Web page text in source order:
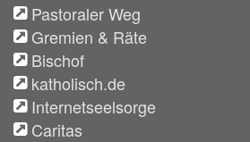
Pastoraler Weg
Gremien & Räte
Bischof
katholisch.de
Internetseelsorge
Caritas